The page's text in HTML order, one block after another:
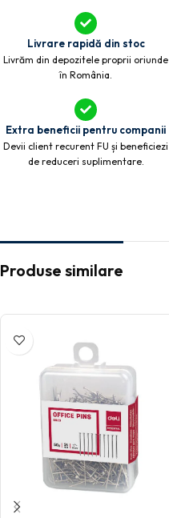
Livrare rapidă din stoc
Livrăm din depozitele proprii oriunde
în România.
Extra beneficii pentru companii
Devii client recurent FU și beneficiezi
de reduceri suplimentare.
Produse similare